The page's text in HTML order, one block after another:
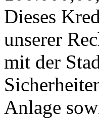
Dieses
unserer
mit der
Anlage